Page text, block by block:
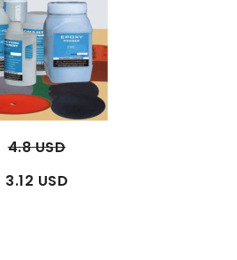
4.8 USD
3.12 USD